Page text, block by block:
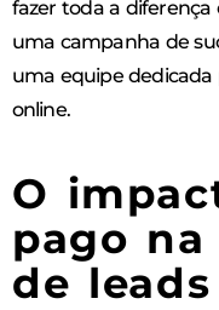
fazer toda a
uma campanha de
uma equipe dedicada
online.
O
pago na
de leads